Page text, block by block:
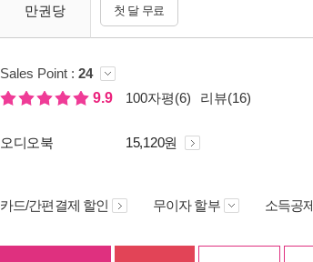
만권당 첫 달 무료
Sales Point : 24
9.9
100자평(6) 리뷰(16)
오디오북 15,120원
카드/간편결제 할인 무이자 할부 소득공